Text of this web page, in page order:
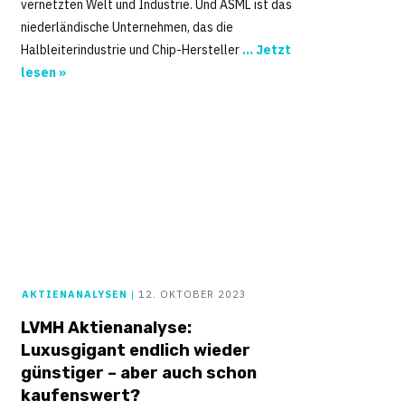
vernetzten Welt und Industrie. Und ASML ist das
niederländische Unternehmen, das die
Halbleiterindustrie und Chip-Hersteller ... Jetzt
lesen »
AKTIENANALYSEN | 12. OKTOBER 2023
LVMH Aktienanalyse:
Luxusgigant endlich wieder
günstiger – aber auch schon
kaufenswert?